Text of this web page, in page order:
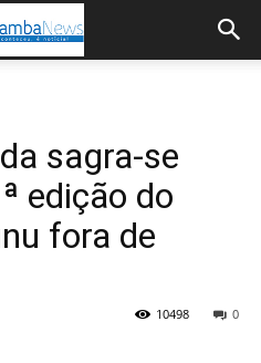
sagra-se
edição do
fora de
0
10498